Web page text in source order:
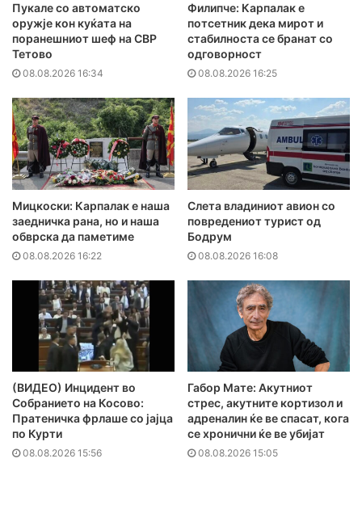
Пукале со автоматско
оружје кон куќата на
поранешниот шеф на СВР
Тетово
08.08.2026 16:34
Филипче: Карпалак е
потсетник дека мирот и
стабилноста се бранат со
одговорност
08.08.2026 16:25
Мицкоски: Карпалак е наша
заедничка рана, но и наша
обврска да паметиме
08.08.2026 16:22
Слета владиниот авион со
повредениот турист од
Бодрум
08.08.2026 16:08
(ВИДЕО) Инцидент во
Собранието на Косово:
Пратеничка фрлаше со јајца
по Курти
08.08.2026 15:56
Габор Мате: Акутниот
стрес, акутните кортизол и
адреналин ќе ве спасат, кога
се хронични ќе ве убијат
08.08.2026 15:05